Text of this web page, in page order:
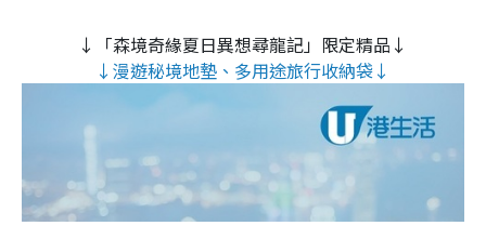
↓「森境奇緣夏日異想尋龍記」限定精品↓
↓漫遊秘境地墊、多用途旅行收納袋↓